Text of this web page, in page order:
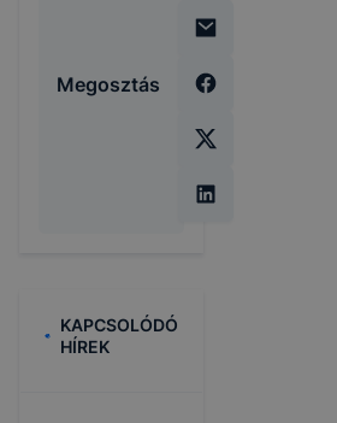
Megosztás
KAPCSOLÓDÓ
HÍREK